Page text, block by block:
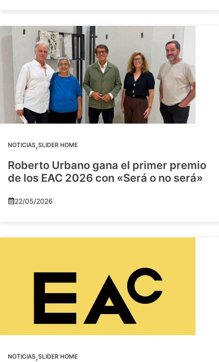
NOTICIAS,SLIDER HOME
Roberto Urbano gana el primer premio
de los EAC 2026 con «Será o no será»
22/05/2026
NOTICIAS,SLIDER HOME